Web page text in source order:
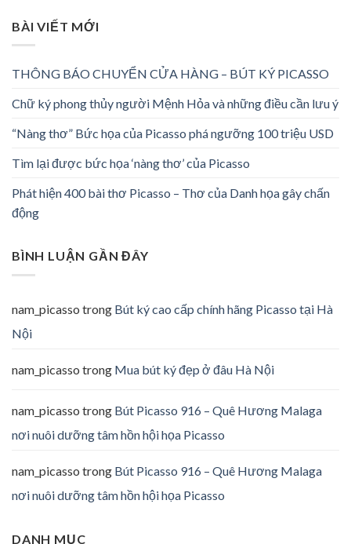
BÀI VIẾT MỚI
THÔNG BÁO CHUYỂN CỬA HÀNG – BÚT KÝ PICASSO
Chữ ký phong thủy người Mệnh Hỏa và những điều cần lưu ý
“Nàng thơ” Bức họa của Picasso phá ngưỡng 100 triệu USD
Tìm lại được bức họa ‘nàng thơ’ của Picasso
Phát hiện 400 bài thơ Picasso – Thơ của Danh họa gây chấn
động
BÌNH LUẬN GẦN ĐÂY
nam_picasso trong Bút ký cao cấp chính hãng Picasso tại Hà
Nội
nam_picasso trong Mua bút ký đẹp ở đâu Hà Nội
nam_picasso trong Bút Picasso 916 – Quê Hương Malaga
nơi nuôi dưỡng tâm hồn hội họa Picasso
nam_picasso trong Bút Picasso 916 – Quê Hương Malaga
nơi nuôi dưỡng tâm hồn hội họa Picasso
DANH MỤC